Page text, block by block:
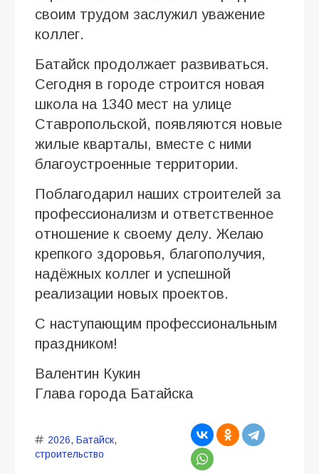
своим трудом заслужил уважение
коллег.
Батайск продолжает развиваться.
Сегодня в городе строится новая
школа на 1340 мест на улице
Ставропольской, появляются новые
жилые кварталы, вместе с ними
благоустроенные территории.
Поблагодарил наших строителей за
профессионализм и ответственное
отношение к своему делу. Желаю
крепкого здоровья, благополучия,
надёжных коллег и успешной
реализации новых проектов.
С наступающим профессиональным
праздником!
Валентин Кукин
Глава города Батайска
2026, Батайск,
строительство